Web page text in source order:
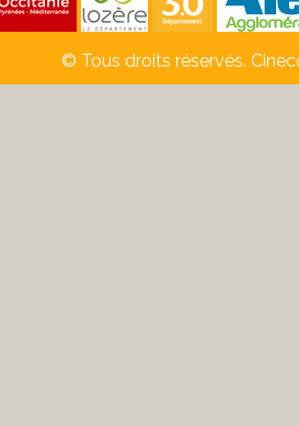
© Tous droits réservés.